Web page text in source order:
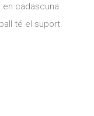
en cadascuna
té el suport